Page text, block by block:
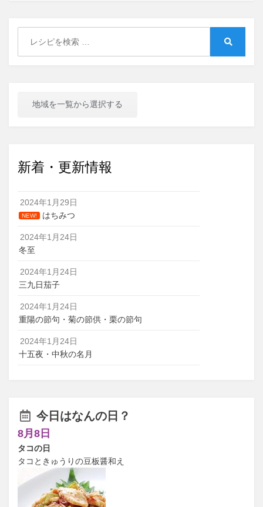
地域を一覧から選択する
新着・更新情報
2024年1月29日
NEW! はちみつ
2024年1月24日
冬至
2024年1月24日
三九日茄子
2024年1月24日
重陽の節句・菊の節供・栗の節句
2024年1月24日
十五夜・中秋の名月
今日はなんの日？
8月8日
タコの日
タコときゅうりの豆板醤和え